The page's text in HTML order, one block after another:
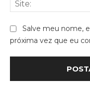
Salve meu nome,
próxima vez que eu